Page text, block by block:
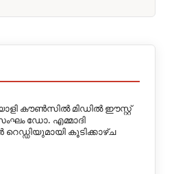
കൗൺസിൽ മിഡിൽ ഈസ്റ്റ്
ഡോ. എമ്മാദി
റെഡ്ഡിയുമായി കൂടിക്കാഴ്ച